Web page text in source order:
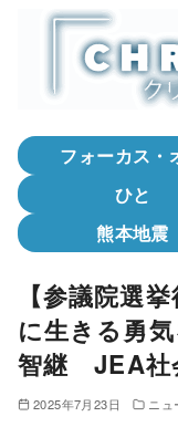
フォーカス・
ひと
熊本地震
【参議院選
に生きる勇
智継 JEA社
2025年7月23日 ニュ